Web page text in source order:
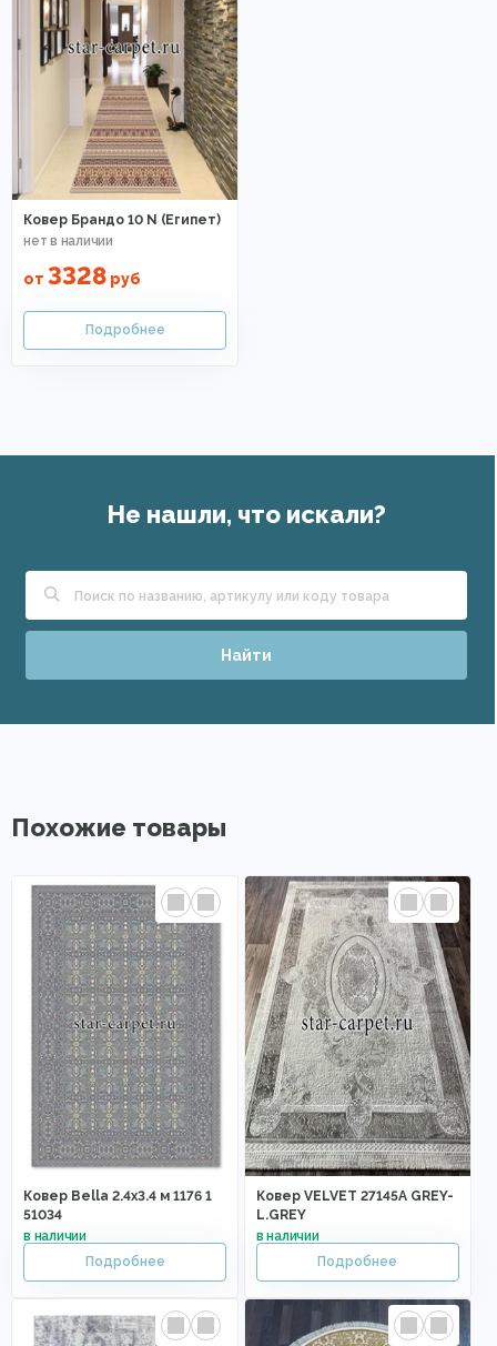
Ковер Брандо 10 N (Египет)
от 3328 руб
Не нашли, что искали?
Найти
Похожие товары
Ковер Bella 2.4x3.4 м 1176 1
51034
Ковер VELVET 27145A GREY-
L.GREY